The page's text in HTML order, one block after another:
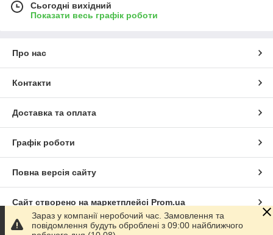
Сьогодні вихідний
Показати весь графік роботи
Про нас
Контакти
Доставка та оплата
Графік роботи
Повна версія сайту
Сайт створено на маркетплейсі Prom.ua
Політика конфіденційності
Зараз у компанії неробочий час. Замовлення та
повідомлення будуть оброблені з 09:00 найближчого